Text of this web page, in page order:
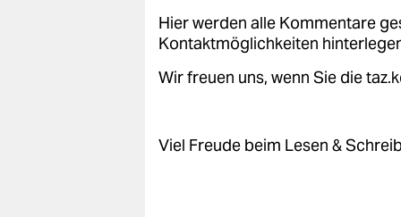
Hier werden alle Kommentare
Kontaktmöglichkeiten
Wir freuen uns, wenn Sie die
Viel Freude beim Lesen &